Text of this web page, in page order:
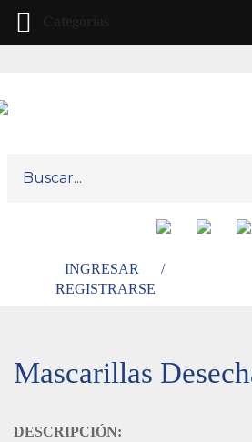
INGRESAR
/
REGISTRARSE
Mascarillas
DESCRIPCIÓN: